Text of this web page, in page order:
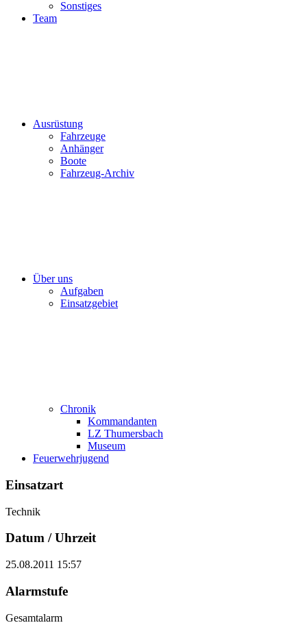
Sonstiges
Team
Ausrüstung
Fahrzeuge
Anhänger
Boote
Fahrzeug-Archiv
Über uns
Aufgaben
Einsatzgebiet
Chronik
Kommandanten
LZ Thumersbach
Museum
Feuerwehrjugend
Einsatzart
Technik
Datum / Uhrzeit
25.08.2011 15:57
Alarmstufe
Gesamtalarm